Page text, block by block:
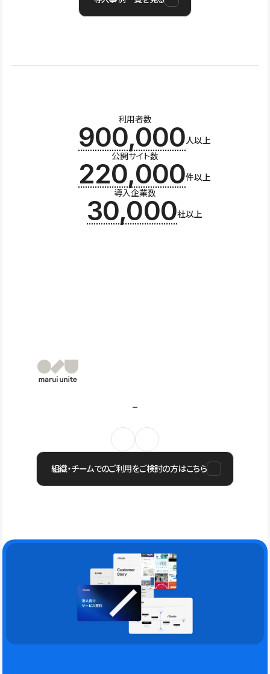
利用者数
900,000人以上
公開サイト数
220,000件以上
導入企業数
30,000社以上
組織・チームでのご利用をご検討の方はこちら